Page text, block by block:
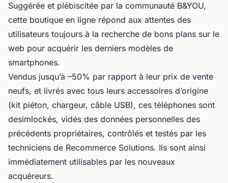
Suggérée et plébiscitée par la communauté B&YOU,
cette boutique en ligne répond aux attentes des
utilisateurs toujours à la recherche de bons plans sur le
web pour acquérir les derniers modèles de
smartphones.
Vendus jusqu’à –50% par rapport à leur prix de vente
neufs, et livrés avec tous leurs accessoires d’origine
(kit piéton, chargeur, câble USB), ces téléphones sont
desimlockés, vidés des données personnelles des
précédents propriétaires, contrôlés et testés par les
techniciens de Recommerce Solutions. Ils sont ainsi
immédiatement utilisables par les nouveaux
acquéreurs.